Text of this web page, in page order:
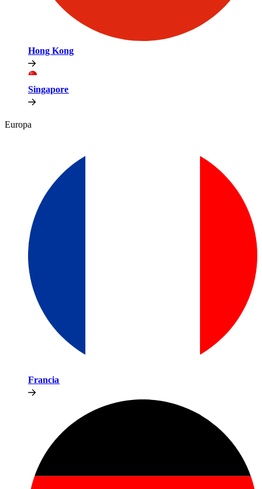
Hong Kong​​
Singapore​​
Europa​​
Francia​​